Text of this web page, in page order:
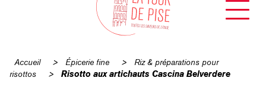
Accueil > Épicerie fine >
Riz & préparations pour
risottos
> Risotto aux artichauts Cascina Belverdere